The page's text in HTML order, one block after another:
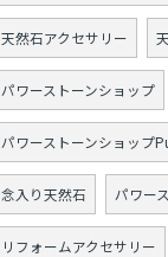
天然石アクセサリー
パワーストーンショップ
パワーストーンショップ
念入り天然石 パワー
リフォームアクセサリー